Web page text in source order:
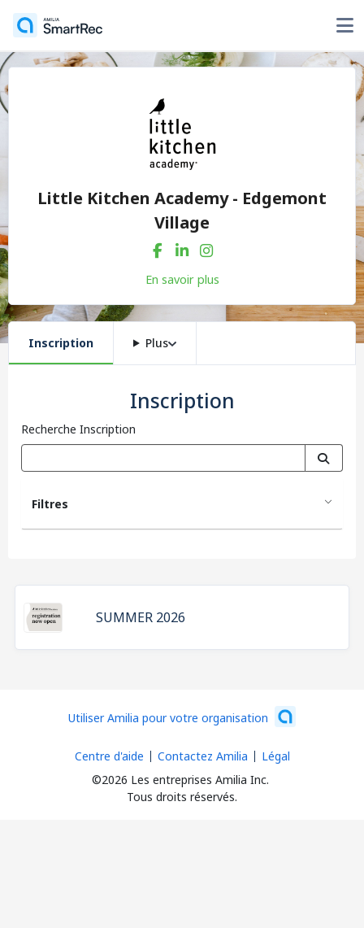
Little Kitchen Academy - Edgemont
Village
En savoir plus
Inscription Plus
Inscription
Recherche Inscription
Filtres
SUMMER 2026
Utiliser Amilia pour votre organisation
©2026 Les entreprises Amilia Inc.
Tous droits réservés.
Centre d'aide Contactez Amilia Légal